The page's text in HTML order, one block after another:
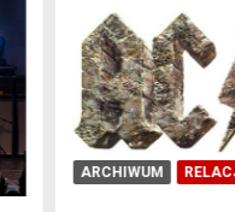
ARCHIWUM RELACJA